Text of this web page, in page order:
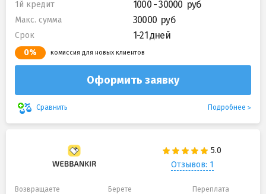
1й кредит 1000 - 30000
Макс. сумма 30000
Срок 1-21 дней
0% комиссия для новых клиентов
Оформить заявку
Сравнить Подробнее
Отзывов: 1
Возвращаете Берете Переплата